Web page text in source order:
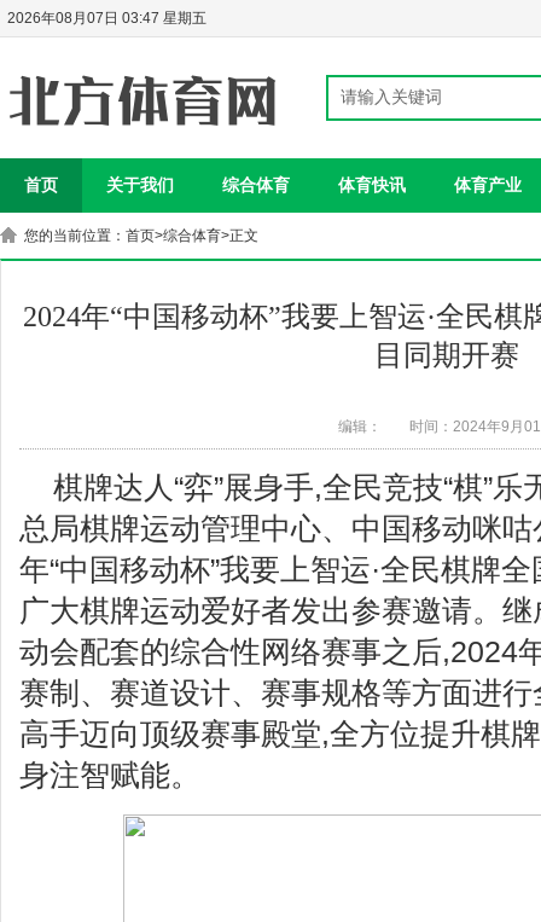
2026年08月07日 03:47 星期五
首页 关于我们 综合体育 体育快讯 体育产业
您的当前位置： 首页>综合体育>正文
2024年“中国移动杯”我要上智运·全民
目同期开赛
编辑： 时间：2024年9月
棋牌达人“弈”展身手,全民竞技“棋”
总局棋牌运动管理中心、中国移动咪
年“中国移动杯”我要上智运·全民棋牌
广大棋牌运动爱好者发出参赛邀请。
动会配套的综合性网络赛事之后,2024
赛制、赛道设计、赛事规格等方面进
高手迈向顶级赛事殿堂,全方位提升棋
身注智赋能。